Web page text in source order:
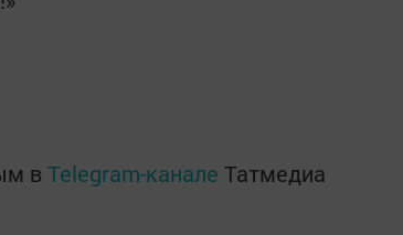
в Telegram-канале Татмедиа